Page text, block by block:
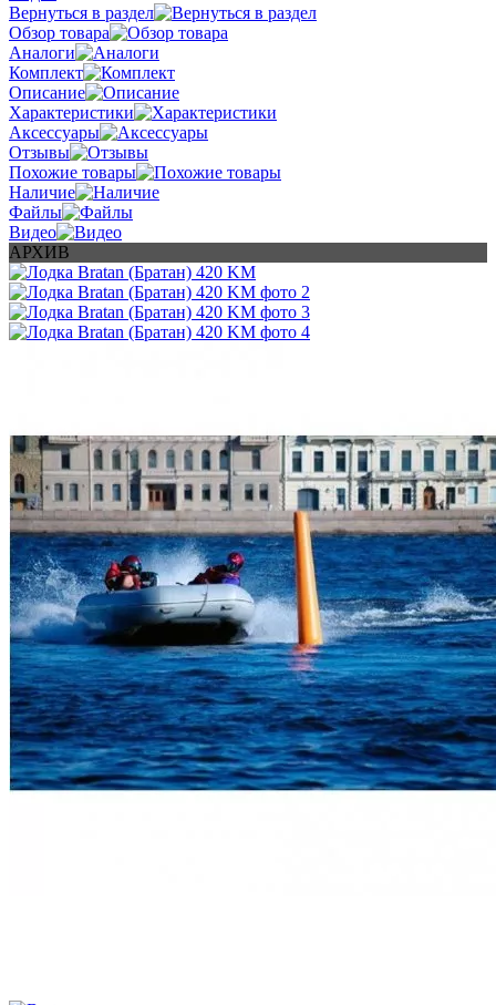
Вернуться в раздел
Обзор товара
Аналоги
Комплект
Описание
Характеристики
Аксессуары
Отзывы
Похожие товары
Наличие
Файлы
Видео
АРХИВ